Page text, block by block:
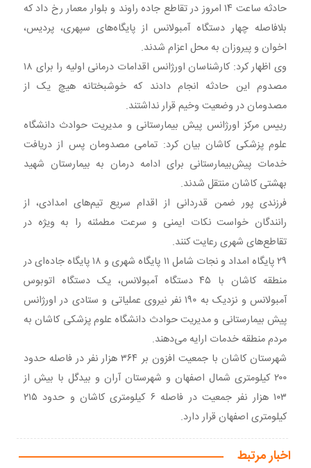
حادثه ساعت ۱۴ امروز در تقاطع جاده راوند و بلوار معمار رخ داد که
بلافاصله چهار دستگاه آمبولانس از پایگاه‌های سپهری، پردیس،
اخوان و پیروزان به محل اعزام شدند.
وی اظهار کرد: کارشناسان اورژانس اقدامات درمانی اولیه را برای ۱۸
مصدوم این حادثه انجام دادند که خوشبختانه هیچ یک از
مصدومان در وضعیت وخیم قرار نداشتند.
رییس مرکز اورژانس پیش بیمارستانی و مدیریت حوادث دانشگاه
علوم پزشکی کاشان بیان کرد: تمامی مصدومان پس از دریافت
خدمات پیش‌بیمارستانی برای ادامه درمان به بیمارستان شهید
بهشتی کاشان منتقل شدند.
فرزندی پور ضمن قدردانی از اقدام سریع تیم‌های امدادی، از
رانندگان خواست نکات ایمنی و سرعت مطمئنه را به ویژه در
تقاطع‌های شهری رعایت کنند.
۲۹ پایگاه امداد و نجات شامل ۱۱ پایگاه شهری و ۱۸ پایگاه جاده‌ای در
منطقه کاشان با ۴۵ دستگاه آمبولانس، یک دستگاه اتوبوس
آمبولانس و نزدیک به ۱۹۰ نفر نیروی عملیاتی و ستادی در اورژانس
پیش بیمارستانی و مدیریت حوادث دانشگاه علوم پزشکی کاشان به
مردم منطقه خدمات ارایه می‌دهند.
شهرستان کاشان با جمعیت افزون بر ۳۶۴ هزار نفر در فاصله حدود
۲۰۰ کیلومتری شمال اصفهان و شهرستان آران و بیدگل با بیش از
۱۰۳ هزار نفر جمعیت در فاصله ۶ کیلومتری کاشان و حدود ۲۱۵
کیلومتری اصفهان قرار دارد.
اخبار مرتبط